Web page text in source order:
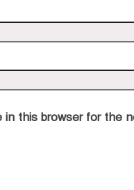
this browser for the